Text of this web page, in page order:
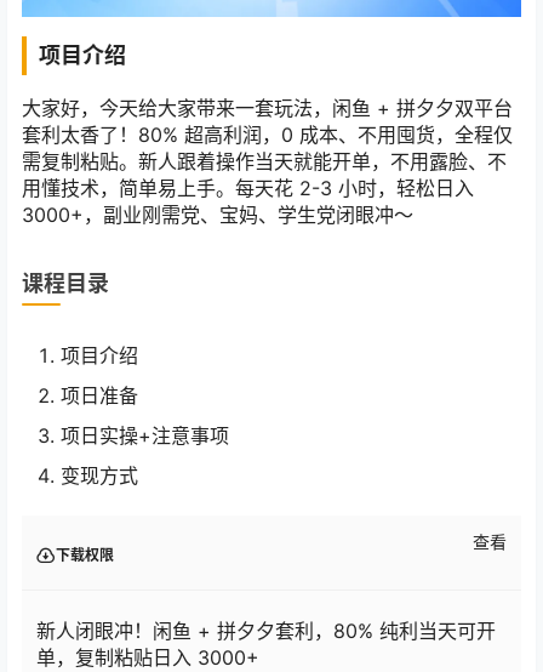
项目介绍
大家好，今天给大家带来一套玩法，闲鱼 + 拼夕夕双平台
套利太香了！80% 超高利润，0 成本、不用囤货，全程仅
需复制粘贴。新人跟着操作当天就能开单，不用露脸、不
用懂技术，简单易上手。每天花 2-3 小时，轻松日入
3000+，副业刚需党、宝妈、学生党闭眼冲～
课程目录
项目介绍
项日准备
项日实操+注意事项
变现方式
下载权限
查看
新人闭眼冲！闲鱼 + 拼夕夕套利，80% 纯利当天可开
单，复制粘贴日入 3000+